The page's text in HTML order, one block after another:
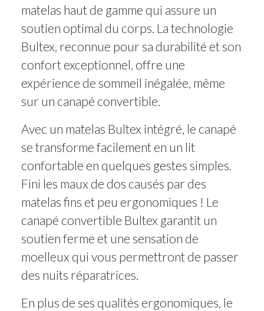
matelas haut de gamme qui assure un
soutien optimal du corps. La technologie
Bultex, reconnue pour sa durabilité et son
confort exceptionnel, offre une
expérience de sommeil inégalée, même
sur un canapé convertible.
Avec un matelas Bultex intégré, le canapé
se transforme facilement en un lit
confortable en quelques gestes simples.
Fini les maux de dos causés par des
matelas fins et peu ergonomiques ! Le
canapé convertible Bultex garantit un
soutien ferme et une sensation de
moelleux qui vous permettront de passer
des nuits réparatrices.
En plus de ses qualités ergonomiques, le